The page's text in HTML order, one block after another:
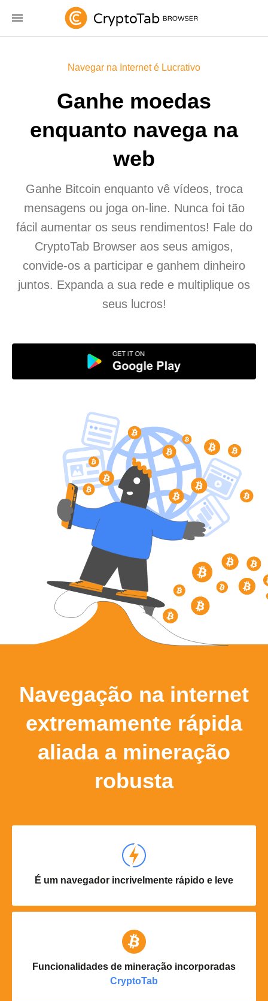
Navegar na Internet é Lucrativo
Ganhe moedas
enquanto navega na
web
Ganhe Bitcoin enquanto vê vídeos, troca
mensagens ou joga on-line. Nunca foi tão
fácil aumentar os seus rendimentos! Fale do
CryptoTab Browser aos seus amigos,
convide-os a participar e ganhem dinheiro
juntos. Expanda a sua rede e multiplique os
seus lucros!
Navegação na internet
extremamente rápida
aliada a mineração
robusta
É um navegador incrivelmente rápido e leve
Funcionalidades de mineração incorporadas
CryptoTab